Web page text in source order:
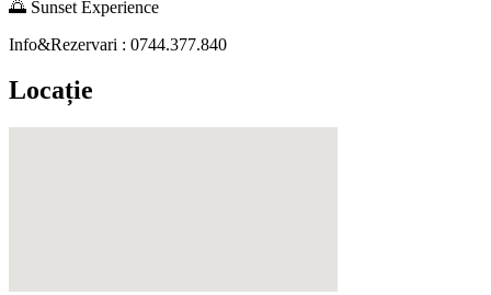
🌅 Sunset Experience
Info&Rezervari : 0744.377.840
Locație